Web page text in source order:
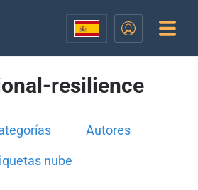
resilience
Autores
nube